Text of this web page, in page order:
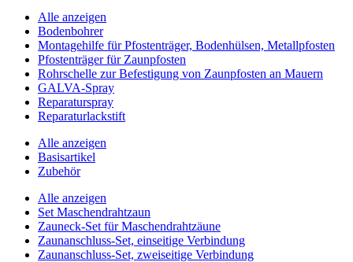
Alle anzeigen
Bodenbohrer
Montagehilfe für Pfostenträger, Bodenhülsen, Metallpfosten
Pfostenträger für Zaunpfosten
Rohrschelle zur Befestigung von Zaunpfosten an Mauern
GALVA-Spray
Reparaturspray
Reparaturlackstift
Alle anzeigen
Basisartikel
Zubehör
Alle anzeigen
Set Maschendrahtzaun
Zauneck-Set für Maschendrahtzäune
Zaunanschluss-Set, einseitige Verbindung
Zaunanschluss-Set, zweiseitige Verbindung